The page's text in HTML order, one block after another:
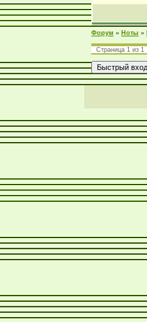
Форум » Ноты »
Страница 1 из 1